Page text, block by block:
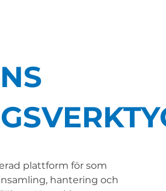
plattform för som
hantering och